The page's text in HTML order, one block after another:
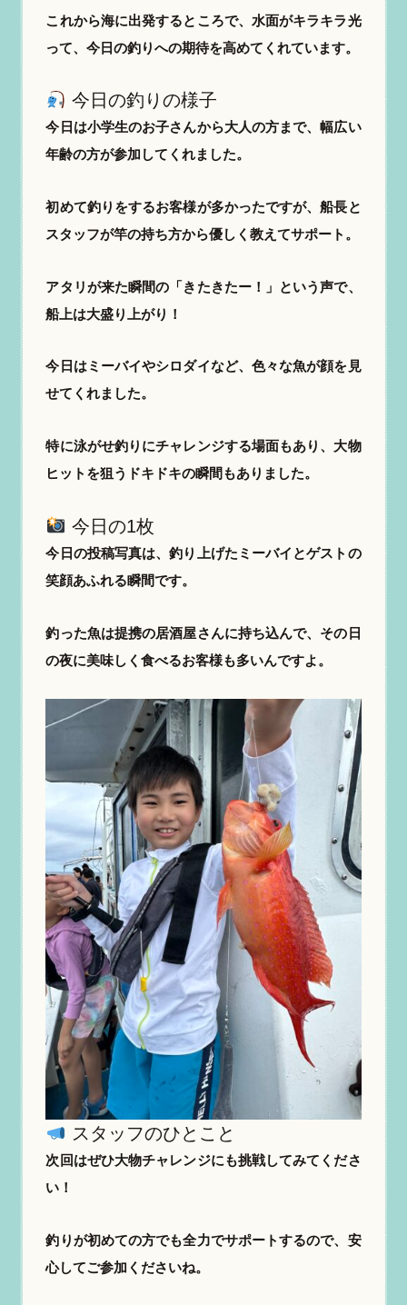
これから海に出発するところで、水面がキラキラ光
って、今日の釣りへの期待を高めてくれています。
今日の釣りの様子
今日は小学生のお子さんから大人の方まで、幅広い
年齢の方が参加してくれました。
初めて釣りをするお客様が多かったですが、船長と
スタッフが竿の持ち方から優しく教えてサポート。
アタリが来た瞬間の「きたきたー！」という声で、
船上は大盛り上がり！
今日はミーバイやシロダイなど、色々な魚が顔を見
せてくれました。
特に泳がせ釣りにチャレンジする場面もあり、大物
ヒットを狙うドキドキの瞬間もありました。
今日の1枚
今日の投稿写真は、釣り上げたミーバイとゲストの
笑顔あふれる瞬間です。
釣った魚は提携の居酒屋さんに持ち込んで、その日
の夜に美味しく食べるお客様も多いんですよ。
スタッフのひとこと
次回はぜひ大物チャレンジにも挑戦してみてくださ
い！
釣りが初めての方でも全力でサポートするので、安
心してご参加くださいね。